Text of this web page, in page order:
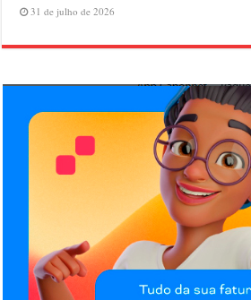
31 de julho de 2026